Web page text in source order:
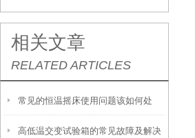
相关文章
RELATED ARTICLES
常见的恒温摇床使用问题该如何处
理？
高低温交变试验箱的常见故障及解决